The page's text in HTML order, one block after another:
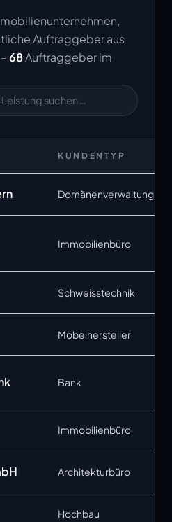
Auftraggeber aus
68Auftraggeber im
KUNDENTYP
Domänenverwaltung
Immobilienbüro
Schweisstechnik
Möbelhersteller
Bank
Immobilienbüro
Architekturbüro
Hochbau